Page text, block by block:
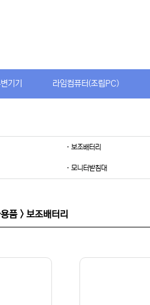
기기 라임컴퓨터(조립PC)
· 보조배터리
· 모니터받침대
품 > 보조배터리